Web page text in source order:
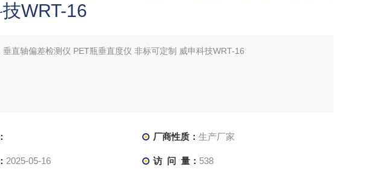
WRT-16
垂直轴偏差检测仪 PET瓶垂直度仪 非标可定制 威申科技WRT-16
厂商性质： 生产厂家
2025-05-16 访 问 量： 538